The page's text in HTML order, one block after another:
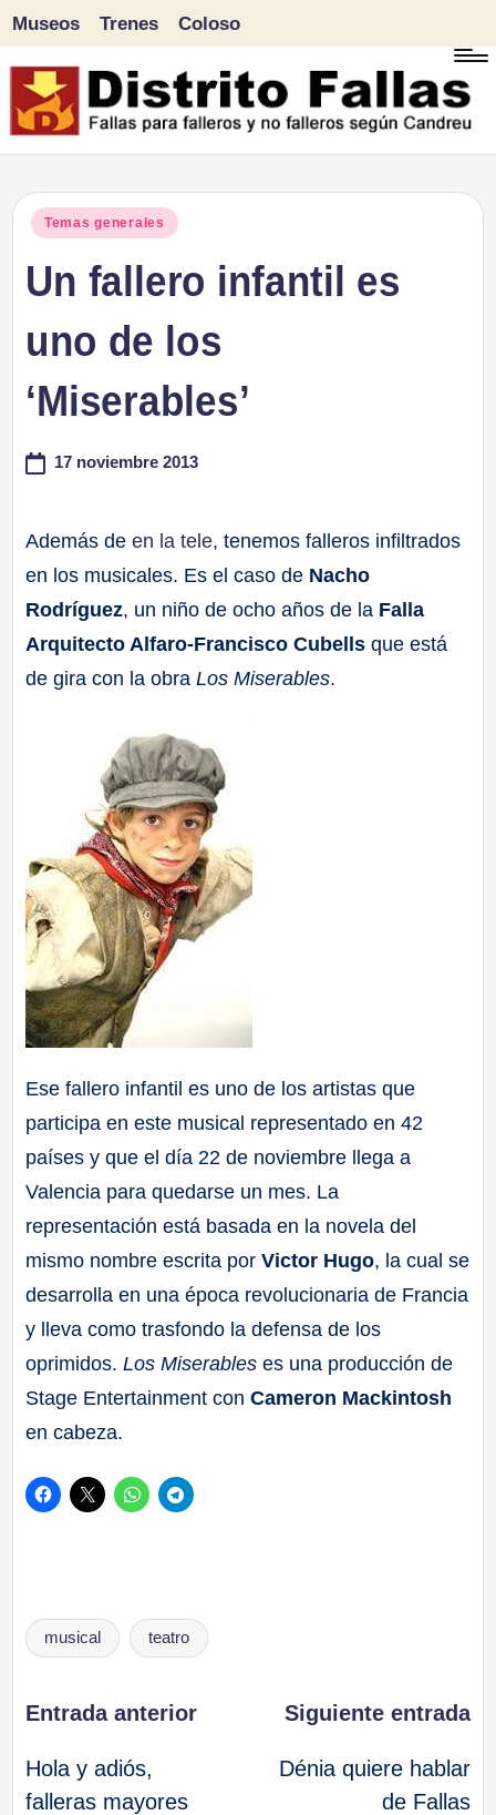
Saltar
al
Museos Trenes Coloso
Publicado
Temas generales
Un fallero infantil es
uno de los
‘Miserables’
17 noviembre 2013
Además deen la tele, tenemos falleros infiltrados
en los musicales. Es el caso de Nacho
Rodríguez, un niño de ocho años de la Falla
Arquitecto Alfaro-Francisco Cubells que está
de gira con la obraLos Miserables.
Ese fallero infantil es uno de los artistas que
participa en este musical representado en 42
países y que el día 22 de noviembre llega a
Valencia para quedarse un mes. La
representación está basada en la novela del
mismo nombre escrita por Victor Hugo, la cual se
desarrolla en una época revolucionaria de Francia
y lleva como trasfondo la defensa de los
oprimidos.Los Miserables es una producción de
Stage Entertainment conCameron Mackintosh
en cabeza.
Etiquetas:
musical teatro
Navegación
de
Entrada anterior
Hola y adiós,
falleras mayores
Siguiente entrada
Dénia quiere hablar
de Fallas